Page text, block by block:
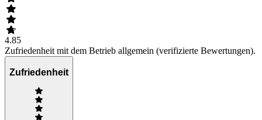
4.85
Zufriedenheit mit dem Betrieb allgemein (verifizierte Bewertungen).
Zufriedenheit